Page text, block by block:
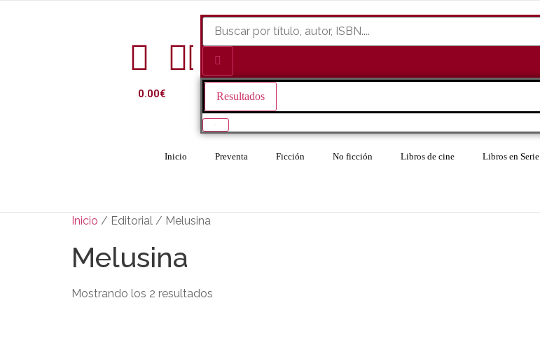
0.00€ Resultados
Inicio Preventa Ficción No ficción Libros de cine Libros en Serie
Inicio / Editorial / Melusina
Melusina
Mostrando los 2 resultados